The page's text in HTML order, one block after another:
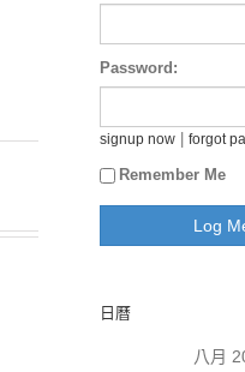
Password:
signup now forgot
Remember Me
日曆
八月